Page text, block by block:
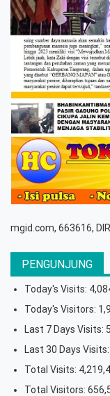
mgid.com, 663616,
PENGUNJUNG
Today's Visits:
Today's Visitors:
Last 7 Days Visits:
Last 30 Days Visits:
Total Visits:
Total Visitors: